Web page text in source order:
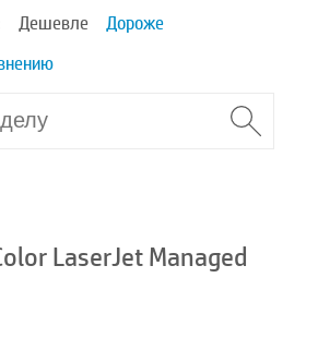
Дешевле
Дороже
LaserJet Managed